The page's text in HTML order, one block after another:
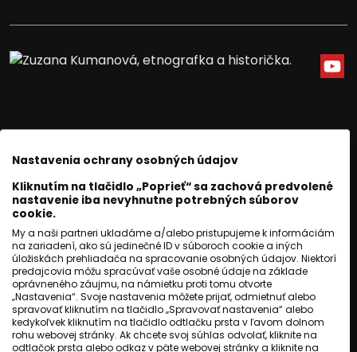
SLOVENSKO
Mali štyri až dvanásť rokov.
Deti z Bratislavy zomreli v
tábore smrti
Nastavenia ochrany osobných údajov
Kliknutím na tlačidlo „Poprieť“ sa zachová predvolené
nastavenie iba nevyhnutne potrebných súborov
cookie.
My a naši partneri ukladáme a/alebo pristupujeme k informáciám
na zariadení, ako sú jedinečné ID v súboroch cookie a iných
úložiskách prehliadača na spracovanie osobných údajov. Niektorí
predajcovia môžu spracúvať vaše osobné údaje na základe
oprávneného záujmu, na námietku proti tomu otvorte
„Nastavenia“. Svoje nastavenia môžete prijať, odmietnuť alebo
spravovať kliknutím na tlačidlo „Spravovať nastavenia“ alebo
kedykoľvek kliknutím na tlačidlo odtlačku prsta v ľavom dolnom
rohu webovej stránky. Ak chcete svoj súhlas odvolať, kliknite na
odtlačok prsta alebo odkaz v päte webovej stránky a kliknite na